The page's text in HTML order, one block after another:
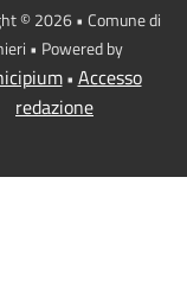
© 2026 • Comune di
• Powered by
• Accesso
redazione